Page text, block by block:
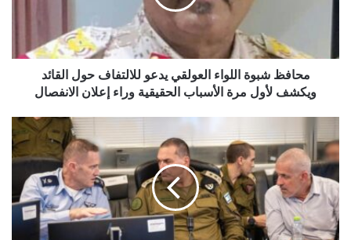
للالتفاف
ويكشف
وراء
إعلان
الانفصال
محافظ شبوة اللواء العولقي يدعو للالتفاف حول القائد
ويكشف لأول مرة الأسباب الحقيقية وراء إعلان الانفصال
الإسرائيلي:
نستعد
لحرب
واسعة
ومتعددة
الجبهات